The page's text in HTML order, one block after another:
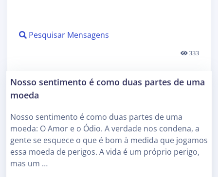
Pesquisar Mensagens
333
Nosso sentimento é como duas partes de uma
moeda
Nosso sentimento é como duas partes de uma
moeda: O Amor e o Ódio. A verdade nos condena, a
gente se esquece o que é bom à medida que jogamos
essa moeda de perigos. A vida é um próprio perigo,
mas um …